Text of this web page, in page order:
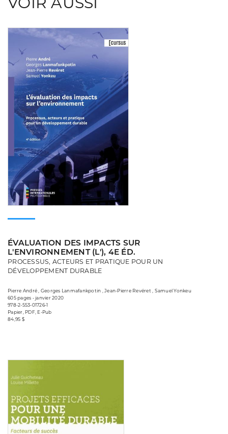
ÉVALUATION DES IMPACTS SUR
L'ENVIRONNEMENT (L'), 4E ÉD.
PROCESSUS, ACTEURS ET PRATIQUE POUR UN
DÉVELOPPEMENT DURABLE
Pierre André , Georges Lanmafankpotin , Jean-Pierre Revéret , Samuel Yonkeu
605 pages • janvier 2020
978-2-553-01726-1
Papier, PDF, E-Pub
84,95 $